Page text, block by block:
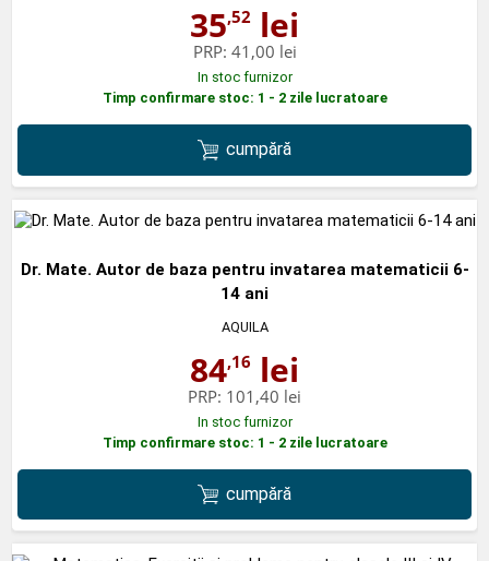
35,52 lei
PRP: 41,00 lei
In stoc furnizor
Timp confirmare stoc: 1 - 2 zile lucratoare
cumpără
Dr. Mate. Autor de baza pentru invatarea matematicii 6-
14 ani
AQUILA
84,16 lei
PRP: 101,40 lei
In stoc furnizor
Timp confirmare stoc: 1 - 2 zile lucratoare
cumpără